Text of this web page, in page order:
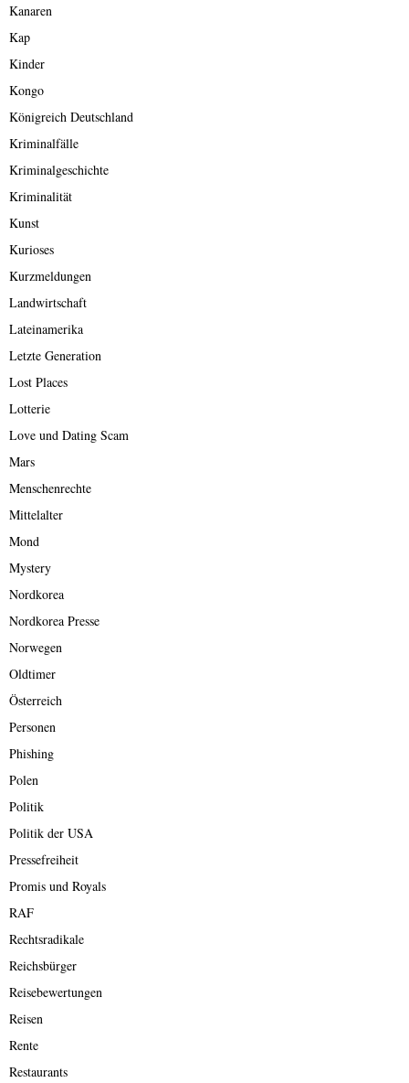
Kanaren
Kap
Kinder
Kongo
Königreich Deutschland
Kriminalfälle
Kriminalgeschichte
Kriminalität
Kunst
Kurioses
Kurzmeldungen
Landwirtschaft
Lateinamerika
Letzte Generation
Lost Places
Lotterie
Love und Dating Scam
Mars
Menschenrechte
Mittelalter
Mond
Mystery
Nordkorea
Nordkorea Presse
Norwegen
Oldtimer
Österreich
Personen
Phishing
Polen
Politik
Politik der USA
Pressefreiheit
Promis und Royals
RAF
Rechtsradikale
Reichsbürger
Reisebewertungen
Reisen
Rente
Restaurants